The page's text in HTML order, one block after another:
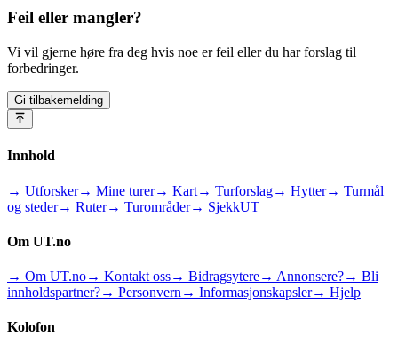
Feil eller mangler?
Vi vil gjerne høre fra deg hvis noe er feil eller du har forslag til
forbedringer.
Gi tilbakemelding
Innhold
→ Utforsker→ Mine turer→ Kart→ Turforslag→ Hytter→ Turmål
og steder→ Ruter→ Turområder→ SjekkUT
Om UT.no
→ Om UT.no→ Kontakt oss→ Bidragsytere→ Annonsere?→ Bli
innholdspartner?→ Personvern → Informasjonskapsler→ Hjelp
Kolofon